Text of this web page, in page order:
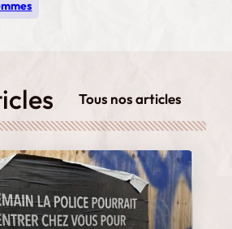
Tous nos articles